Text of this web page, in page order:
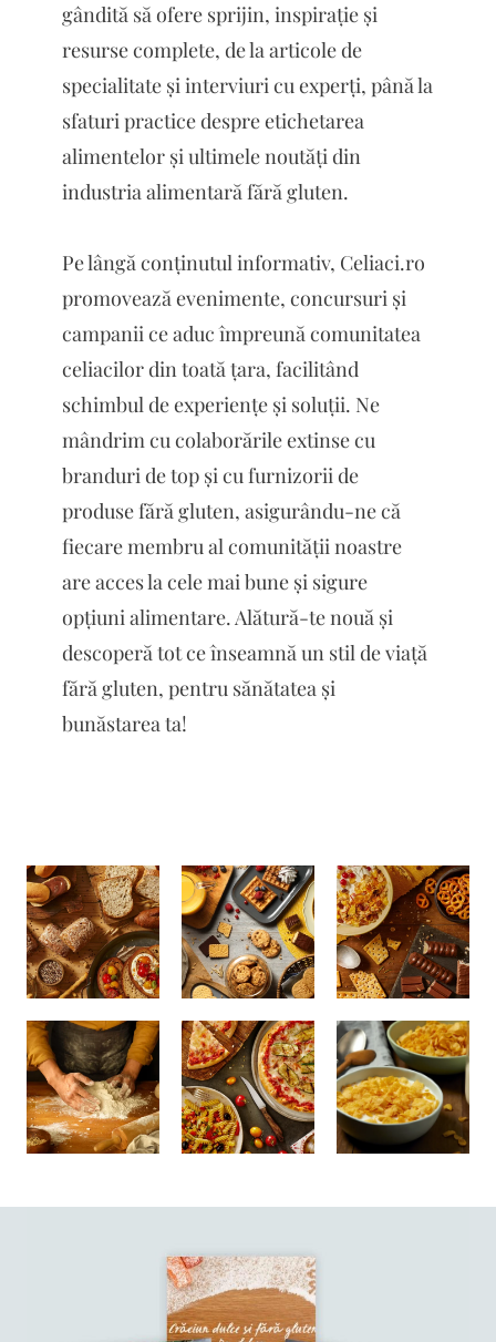
gândită să ofere sprijin, inspirație și
resurse complete, de la articole de
specialitate și interviuri cu experți, până la
sfaturi practice despre etichetarea
alimentelor și ultimele noutăți din
industria alimentară fără gluten.
Pe lângă conținutul informativ, Celiaci.ro
promovează evenimente, concursuri și
campanii ce aduc împreună comunitatea
celiacilor din toată țara, facilitând
schimbul de experiențe și soluții. Ne
mândrim cu colaborările extinse cu
branduri de top și cu furnizorii de
produse fără gluten, asigurându-ne că
fiecare membru al comunității noastre
are acces la cele mai bune și sigure
opțiuni alimentare. Alătură-te nouă și
descoperă tot ce înseamnă un stil de viață
fără gluten, pentru sănătatea și
bunăstarea ta!